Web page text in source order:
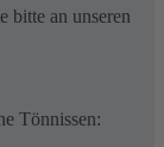
bitte an unseren
Tönnissen: